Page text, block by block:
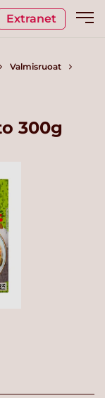
Extranet
Valmisruoat
300g